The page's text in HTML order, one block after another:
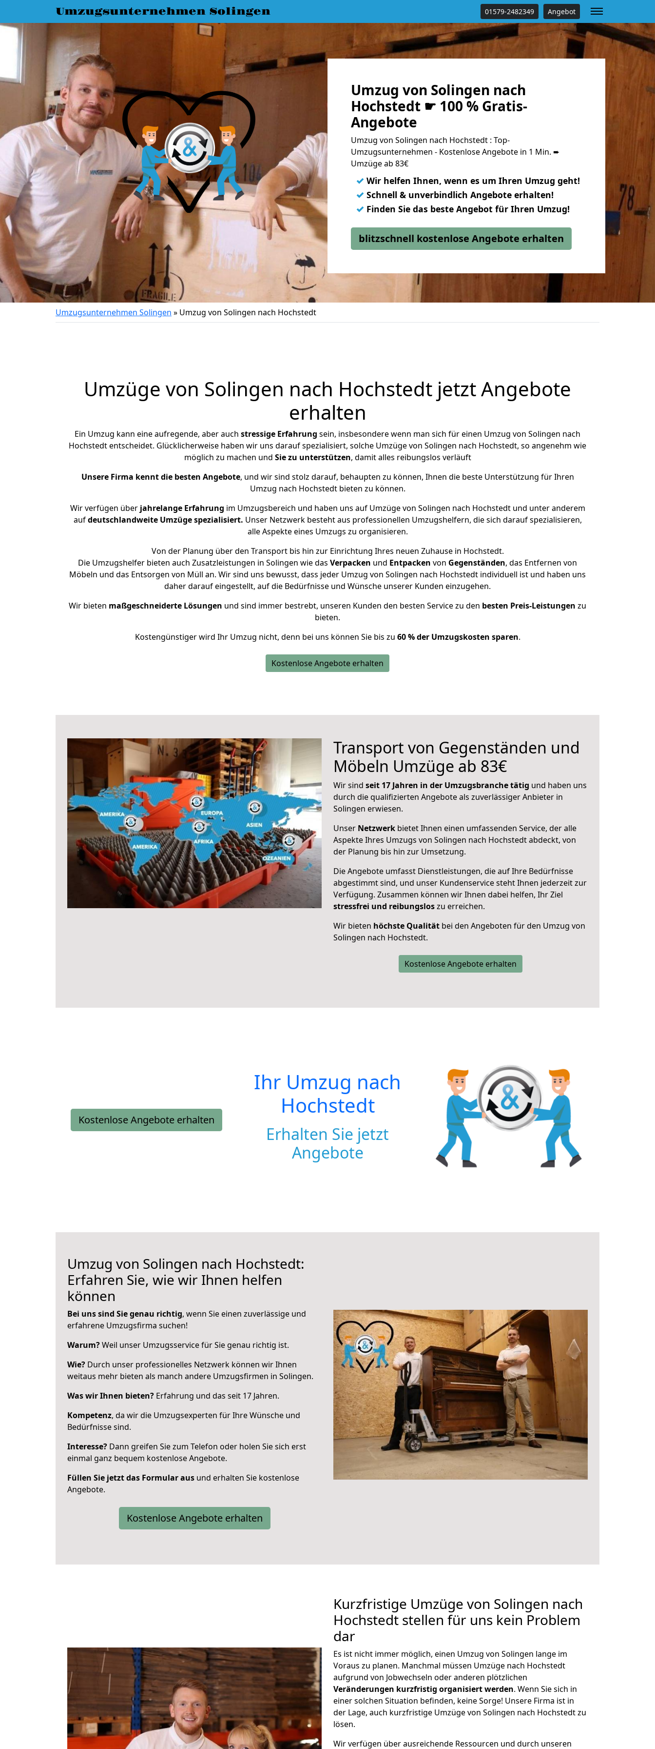
Umzugsunternehmen Solingen 01579-2482349 Angebot
Umzug von Solingen nach
Hochstedt ☛ 100 % Gratis-
Angebote
Umzug von Solingen nach Hochstedt : Top-
Umzugsunternehmen - Kostenlose Angebote in 1 Min. ➨
Umzüge ab 83€
✓ Wir helfen Ihnen, wenn es um Ihren Umzug geht!
✓ Schnell & unverbindlich Angebote erhalten!
✓ Finden Sie das beste Angebot für Ihren Umzug!
blitzschnell kostenlose Angebote erhalten
Umzugsunternehmen Solingen » Umzug von Solingen nach Hochstedt
Umzüge von Solingen nach Hochstedt jetzt Angebote
erhalten
Ein Umzug kann eine aufregende, aber auch stressige Erfahrung sein, insbesondere wenn man sich für einen Umzug von Solingen nach
Hochstedt entscheidet. Glücklicherweise haben wir uns darauf spezialisiert, solche Umzüge von Solingen nach Hochstedt, so angenehm wie
möglich zu machen und Sie zu unterstützen, damit alles reibungslos verläuft
Unsere Firma kennt die besten Angebote, und wir sind stolz darauf, behaupten zu können, Ihnen die beste Unterstützung für Ihren
Umzug nach Hochstedt bieten zu können.
Wir verfügen überjahrelange Erfahrung im Umzugsbereich und haben uns auf Umzüge von Solingen nach Hochstedt und unter anderem
aufdeutschlandweite Umzüge spezialisiert. Unser Netzwerk besteht aus professionellen Umzugshelfern, die sich darauf spezialisieren,
alle Aspekte eines Umzugs zu organisieren.
Von der Planung über den Transport bis hin zur Einrichtung Ihres neuen Zuhause in Hochstedt.
Die Umzugshelfer bieten auch Zusatzleistungen in Solingen wie das Verpacken und Entpacken von Gegenständen, das Entfernen von
Möbeln und das Entsorgen von Müll an. Wir sind uns bewusst, dass jeder Umzug von Solingen nach Hochstedt individuell ist und haben uns
daher darauf eingestellt, auf die Bedürfnisse und Wünsche unserer Kunden einzugehen.
Wir bieten maßgeschneiderte Lösungen und sind immer bestrebt, unseren Kunden den besten Service zu den besten Preis-Leistungen zu
bieten.
Kostengünstiger wird Ihr Umzug nicht, denn bei uns können Sie bis zu 60 % der Umzugskosten sparen.
Kostenlose Angebote erhalten
Transport von Gegenständen und
Möbeln Umzüge ab 83€
Wir sind seit 17 Jahren in der Umzugsbranche tätig und haben uns
durch die qualifizierten Angebote als zuverlässiger Anbieter in
Solingen erwiesen.
Unser Netzwerk bietet Ihnen einen umfassenden Service, der alle
Aspekte Ihres Umzugs von Solingen nach Hochstedt abdeckt, von
der Planung bis hin zur Umsetzung.
Die Angebote umfasst Dienstleistungen, die auf Ihre Bedürfnisse
abgestimmt sind, und unser Kundenservice steht Ihnen jederzeit zur
Verfügung. Zusammen können wir Ihnen dabei helfen, Ihr Ziel
stressfrei und reibungsloszu erreichen.
Wir bieten höchste Qualität bei den Angeboten für den Umzug von
Solingen nach Hochstedt.
Kostenlose Angebote erhalten
Kostenlose Angebote erhalten
Ihr Umzug nach
Hochstedt
Erhalten Sie jetzt
Angebote
Umzug von Solingen nach Hochstedt:
Erfahren Sie, wie wir Ihnen helfen
können
Bei uns sind Sie genau richtig, wenn Sie einen zuverlässige und
erfahrene Umzugsfirma suchen!
Warum?Weil unser Umzugsservice für Sie genau richtig ist.
Wie? Durch unser professionelles Netzwerk können wir Ihnen
weitaus mehr bieten als manch andere Umzugsfirmen in Solingen.
Was wir Ihnen bieten? Erfahrung und das seit 17 Jahren.
Kompetenz, da wir die Umzugsexperten für Ihre Wünsche und
Bedürfnisse sind.
Interesse? Dann greifen Sie zum Telefon oder holen Sie sich erst
einmal ganz bequem kostenlose Angebote.
Füllen Sie jetzt das Formular aus und erhalten Sie kostenlose
Angebote.
Kostenlose Angebote erhalten
Kurzfristige Umzüge von Solingen nach
Hochstedt stellen für uns kein Problem
dar
Es ist nicht immer möglich, einen Umzug von Solingen lange im
Voraus zu planen. Manchmal müssen Umzüge nach Hochstedt
aufgrund von Jobwechseln oder anderen plötzlichen
Veränderungen kurzfristig organisiert werden. Wenn Sie sich in
einer solchen Situation befinden, keine Sorge! Unsere Firma ist in
der Lage, auch kurzfristige Umzüge von Solingen nach Hochstedt zu
lösen.
Wir verfügen über ausreichende Ressourcen und durch unseren